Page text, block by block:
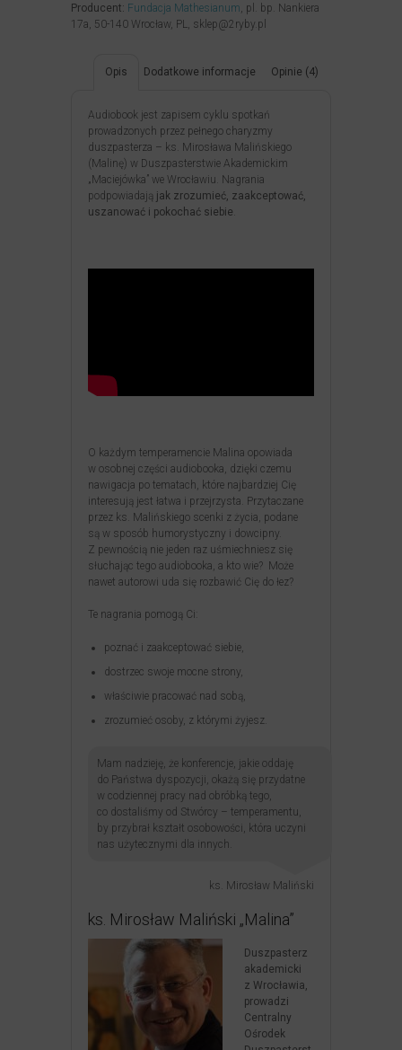
Producent: Fundacja Mathesianum, pl. bp. Nankiera
17a, 50-140 Wrocław, PL, sklep@2ryby.pl
Opis Dodatkowe informacje Opinie (4)
Audiobook jest zapisem cyklu spotkań
prowadzonych przez pełnego charyzmy
duszpasterza – ks. Mirosława Malińskiego
(Malinę) w Duszpasterstwie Akademickim
„Maciejówka” we Wrocławiu. Nagrania
podpowiadają jak zrozumieć, zaakceptować,
uszanować i pokochać siebie
O każdym temperamencie Malina opowiada
w osobnej części audiobooka, dzięki czemu
nawigacja po tematach, które najbardziej Cię
interesują jest łatwa i przejrzysta. Przytaczane
przez ks. Malińskiego scenki z życia, podane
są w sposób humorystyczny i dowcipny.
Z pewnością nie jeden raz uśmiechniesz się
słuchając tego audiobooka, a kto wie? Może
nawet autorowi uda się rozbawić Cię do łez?
Te nagrania pomogą Ci:
poznać i zaakceptować siebie,
dostrzec swoje mocne strony,
właściwie pracować nad sobą,
zrozumieć osoby, z którymi żyjesz.
Mam nadzieję, że konferencje, jakie oddaję
do Państwa dyspozycji, okażą się przydatne
w codziennej pracy nad obróbką tego,
co dostaliśmy od Stwórcy – temperamentu,
by przybrał kształt osobowości, która uczyni
nas użytecznymi dla innych.
ks. Mirosław Maliński
ks. Mirosław Maliński „Malina”
Duszpasterz
akademicki
z Wrocławia,
prowadzi
Centralny
Ośrodek